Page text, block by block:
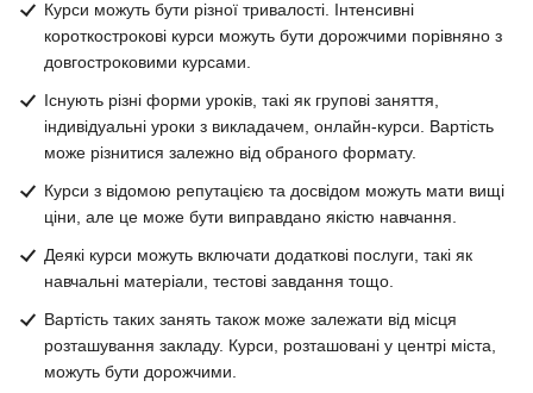
Курси можуть бути різної тривалості. Інтенсивні
короткострокові курси можуть бути дорожчими порівняно з
довгостроковими курсами.
Існують різні форми уроків, такі як групові заняття,
індивідуальні уроки з викладачем, онлайн-курси. Вартість
може різнитися залежно від обраного формату.
Курси з відомою репутацією та досвідом можуть мати вищі
ціни, але це може бути виправдано якістю навчання.
Деякі курси можуть включати додаткові послуги, такі як
навчальні матеріали, тестові завдання тощо.
Вартість таких занять також може залежати від місця
розташування закладу. Курси, розташовані у центрі міста,
можуть бути дорожчими.